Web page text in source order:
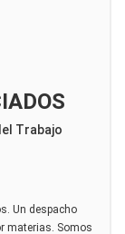
Trabajo
Un despacho
materias. Somos